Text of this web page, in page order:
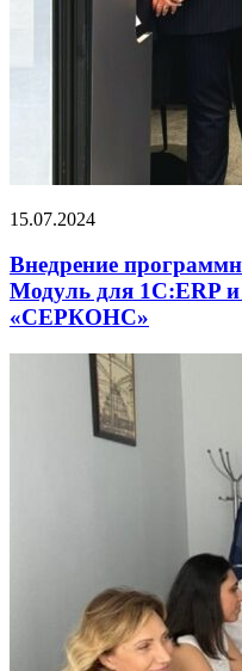
15.07.2024
Внедрение
Модуль для 1С:ERP
«СЕРКОНС»